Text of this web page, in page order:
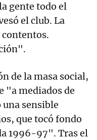
gente todo el
el club. La
contentos.
de la masa social,
"a mediados de
sensible
que tocó fondo
1996-97". Tras el